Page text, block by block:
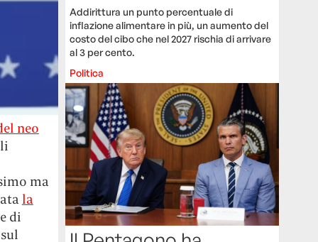
neo
ma
la
di
Addirittura un punto percentuale di
inflazione alimentare in più, un aumento del
costo del cibo che nel 2027 rischia di arrivare
al 3 per cento.
Politica